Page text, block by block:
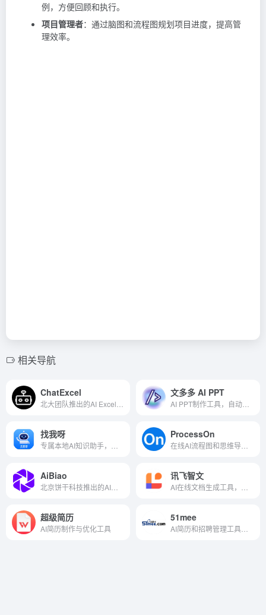
例，方便回顾和执行。
项目管理者：通过脑图和流程图规划项目进度，提高管
理效率。
相关导航
ChatExcel 文多多 AI PPT
找我呀 ProcessOn
AiBiao 讯飞智文
超级简历
AI简历制作与优化工具
51mee